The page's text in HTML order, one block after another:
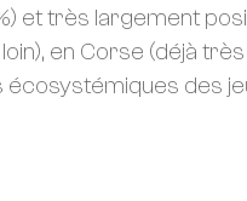
et très largement
en Corse (déjà très
des